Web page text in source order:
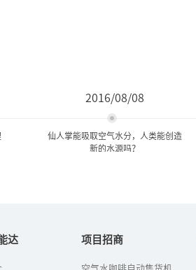
2016/08/08
仙人掌能吸取空气水分，人类能创造
新的水源吗？
达 项目招商